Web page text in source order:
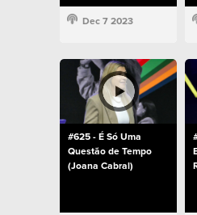
Dec 7 2023
#625 - É Só Uma
Questão de Tempo
(Joana Cabral)